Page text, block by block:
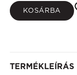
KOSÁRBA
TERMÉKLEÍRÁS